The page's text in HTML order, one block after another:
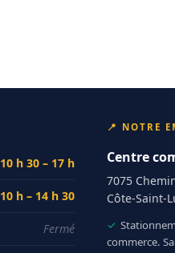
10 h 30 – 17 h
10 h – 14 h 30
Fermé
📍 NOTRE
Centre
7075
Côte-Saint-
✓
commerce.